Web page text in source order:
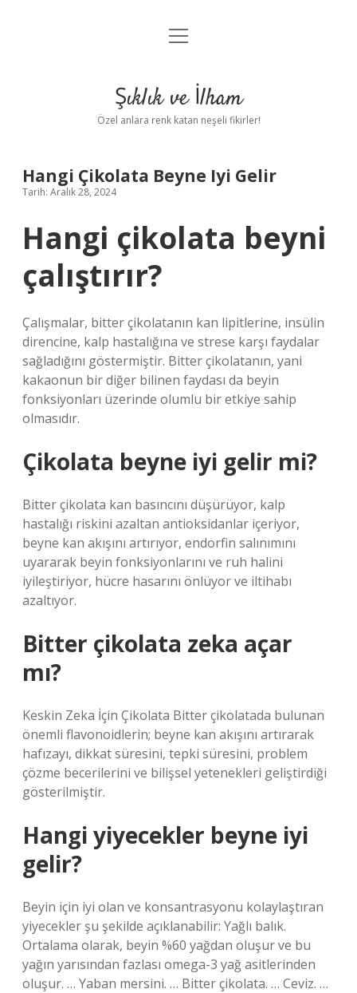
Anasayfa
Yasal Uyarı
menüyü
Şıklık ve İlham
Özel anlara renk katan neşeli fikirler!
Hangi Çikolata Beyne Iyi Gelir
Tarih: Aralık 28, 2024
Hangi çikolata beyni
çalıştırır?
Çalışmalar, bitter çikolatanın kan lipitlerine, insülin
direncine, kalp hastalığına ve strese karşı faydalar
sağladığını göstermiştir. Bitter çikolatanın, yani
kakaonun bir diğer bilinen faydası da beyin
fonksiyonları üzerinde olumlu bir etkiye sahip
olmasıdır.
Çikolata beyne iyi gelir mi?
Bitter çikolata kan basıncını düşürüyor, kalp
hastalığı riskini azaltan antioksidanlar içeriyor,
beyne kan akışını artırıyor, endorfin salınımını
uyararak beyin fonksiyonlarını ve ruh halini
iyileştiriyor, hücre hasarını önlüyor ve iltihabı
azaltıyor.
Bitter çikolata zeka açar
mı?
Keskin Zeka İçin Çikolata Bitter çikolatada bulunan
önemli flavonoidlerin; beyne kan akışını artırarak
hafızayı, dikkat süresini, tepki süresini, problem
çözme becerilerini ve bilişsel yetenekleri geliştirdiği
gösterilmiştir.
Hangi yiyecekler beyne iyi
gelir?
Beyin için iyi olan ve konsantrasyonu kolaylaştıran
yiyecekler şu şekilde açıklanabilir: Yağlı balık.
Ortalama olarak, beyin %60 yağdan oluşur ve bu
yağın yarısından fazlası omega-3 yağ asitlerinden
oluşur. … Yaban mersini. … Bitter çikolata. … Ceviz. …